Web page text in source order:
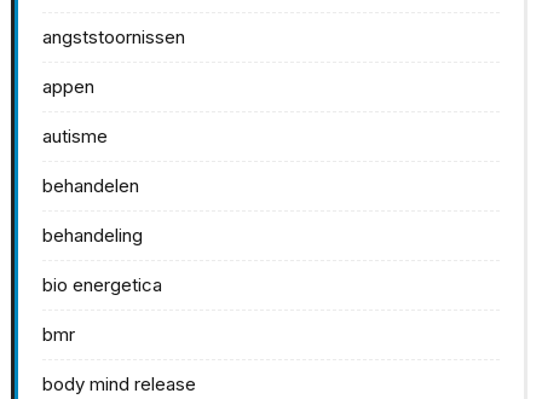
angststoornissen
appen
autisme
behandelen
behandeling
bio energetica
bmr
body mind release